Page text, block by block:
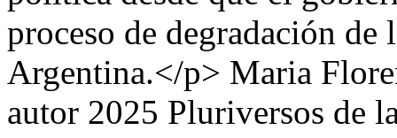
proceso de degradación
Argentina.</p> Maria
autor 2025 Pluriversos de